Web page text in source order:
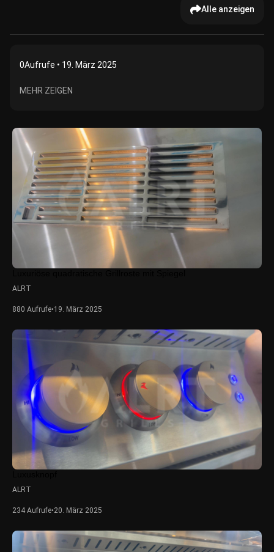
Alle anzeigen
0Aufrufe • 19. März 2025
MEHR ZEIGEN
ALRT
880 Aufrufe•19. März 2025
ALRT
234 Aufrufe•20. März 2025